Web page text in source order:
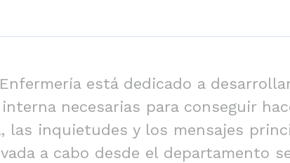
está dedicado a
necesarias para conseguir
las inquietudes y los mensajes
a cabo desde el departamento